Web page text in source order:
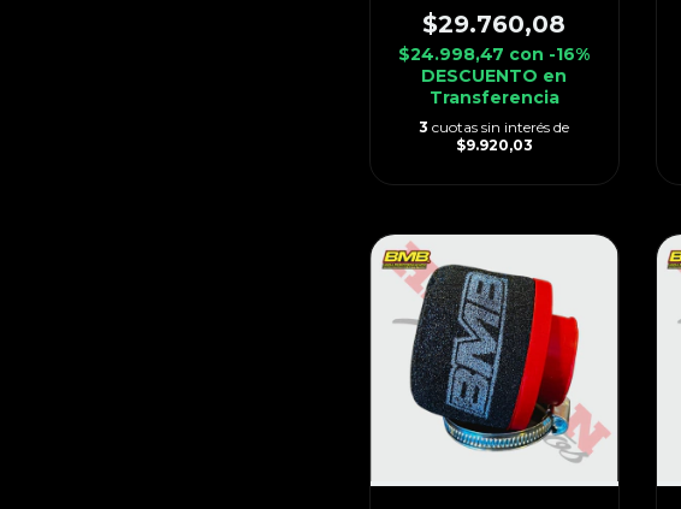
$29.760,08
$24.998,47 con -16%
DESCUENTO en
Transferencia
3 cuotas sin interés de
$9.920,03